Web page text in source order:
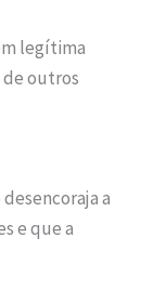
legítima
de outros
a
e que a